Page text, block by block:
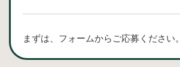
まずは、フォームからご応募ください。